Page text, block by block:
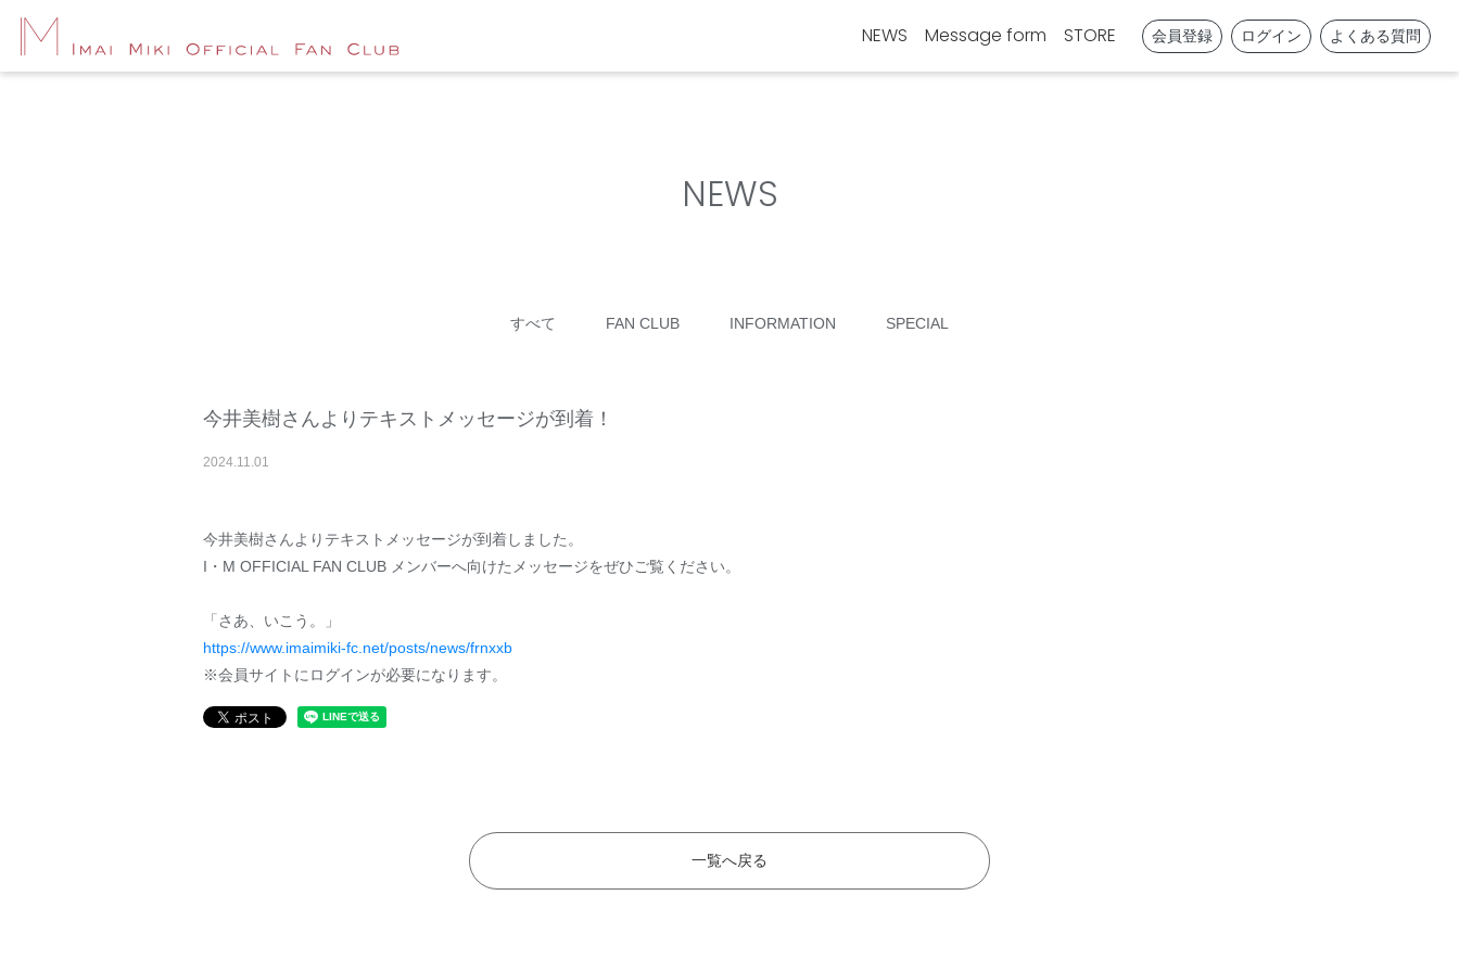
NEWS Message form STORE 会員登録 ログイン よくある質問
NEWS
すべて FAN CLUB INFORMATION SPECIAL
今井美樹さんよりテキストメッセージが到着！
2024.11.01
今井美樹さんよりテキストメッセージが到着しました。
I・M OFFICIAL FAN CLUB メンバーへ向けたメッセージをぜひご覧ください。
「さあ、いこう。」
https://www.imaimiki-fc.net/posts/news/frnxxb
※会員サイトにログインが必要になります。
一覧へ戻る